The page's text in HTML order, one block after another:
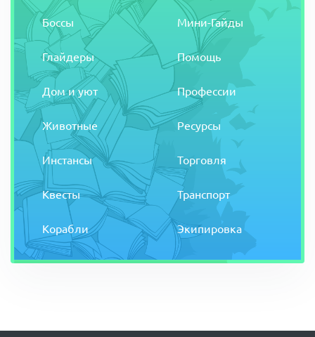
Боссы
Глайдеры
Дом и уют
Животные
Инстансы
Квесты
Корабли
Мини-Гайды
Помощь
Профессии
Ресурсы
Торговля
Транспорт
Экипировка